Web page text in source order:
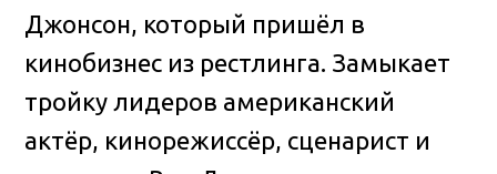
Джонсон, который пришёл в
кинобизнес из рестлинга. Замыкает
тройку лидеров американский
актёр, кинорежиссёр, сценарист и